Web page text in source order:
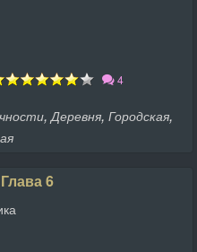
4
,Деревня, Городская,
6